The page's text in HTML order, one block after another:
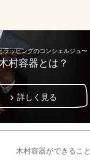
ラッピングのコンシェルジュ〜
村容器とは？
詳しく見る
木村容器ができること